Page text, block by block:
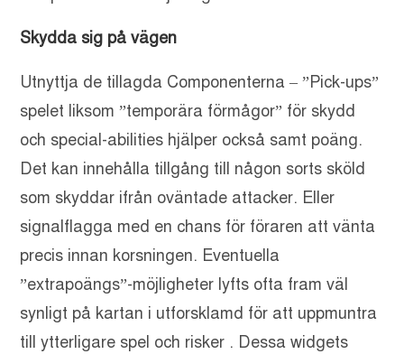
Skydda sig på vägen
Utnyttja de tillagda Componenterna – ”Pick-ups”
spelet liksom ”temporära förmågor” för skydd
och special-abilities hjälper också samt poäng.
Det kan innehålla tillgång till någon sorts sköld
som skyddar ifrån oväntade attacker. Eller
signalflagga med en chans för föraren att vänta
precis innan korsningen. Eventuella
”extrapoängs”-möjligheter lyfts ofta fram väl
synligt på kartan i utforsklamd för att uppmuntra
till ytterligare spel och risker . Dessa widgets